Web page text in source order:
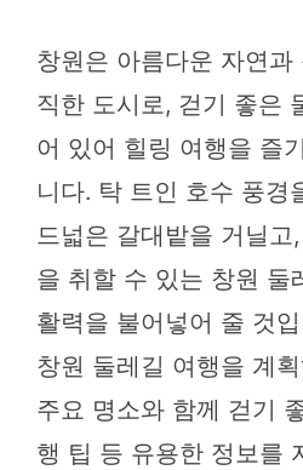
창원은 아름다운 자연
직한 도시로, 걷기 좋은
어 있어 힐링 여행을 즐
니다. 탁 트인 호수 풍경
드넓은 갈대밭을 거닐고
을 취할 수 있는 창원 둘
활력을 불어넣어 줄 것
창원 둘레길 여행을 계
주요 명소와 함께 걷기
행 팁 등 유용한 정보를